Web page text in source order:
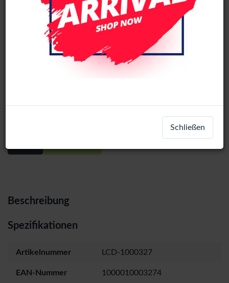
Beschreibung
Spezifikationen
Artikelnummer LCD-1000327
EAN-Nummer 1000010003274
Schließen